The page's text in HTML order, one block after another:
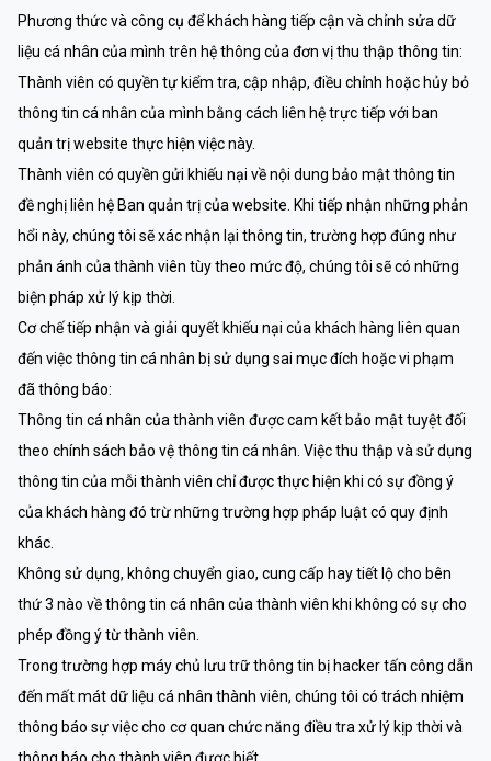
Phương thức và công cụ để khách hàng tiếp cận và chỉnh sửa dữ
liệu cá nhân của mình trên hệ thông của đơn vị thu thập thông tin:
Thành viên có quyền tự kiểm tra, cập nhập, điều chỉnh hoặc hủy bỏ
thông tin cá nhân của mình bằng cách liên hệ trực tiếp với ban
quản trị website thực hiện việc này.
Thành viên có quyền gửi khiếu nại về nội dung bảo mật thông tin
đề nghị liên hệ Ban quản trị của website. Khi tiếp nhận những phản
hổi này, chúng tôi sẽ xác nhận lại thông tin, trường hợp đúng như
phản ánh của thành viên tùy theo mức độ, chúng tôi sẽ có những
biện pháp xử lý kịp thời.
Cơ chế tiếp nhận và giải quyết khiếu nại của khách hàng liên quan
đến việc thông tin cá nhân bị sử dụng sai mục đích hoặc vi phạm
đã thông báo:
Thông tin cá nhân của thành viên được cam kết bảo mật tuyệt đối
theo chính sách bảo vệ thông tin cá nhân. Việc thu thập và sử dụng
thông tin của mỗi thành viên chỉ được thực hiện khi có sự đồng ý
của khách hàng đó trừ những trường hợp pháp luật có quy định
khác.
Không sử dụng, không chuyển giao, cung cấp hay tiết lộ cho bên
thứ 3 nào về thông tin cá nhân của thành viên khi không có sự cho
phép đồng ý từ thành viên.
Trong trường hợp máy chủ lưu trữ thông tin bị hacker tấn công dẫn
đến mất mát dữ liệu cá nhân thành viên, chúng tôi có trách nhiệm
thông báo sự việc cho cơ quan chức năng điều tra xử lý kịp thời và